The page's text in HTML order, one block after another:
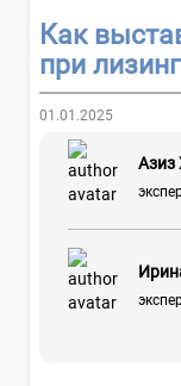
Как
при
01.01.2025